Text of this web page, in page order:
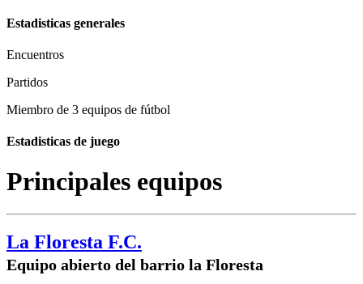
Estadisticas generales
Encuentros
Partidos
Miembro de 3 equipos de fútbol
Estadisticas de juego
Principales equipos
La Floresta F.C.
Equipo abierto del barrio la Floresta